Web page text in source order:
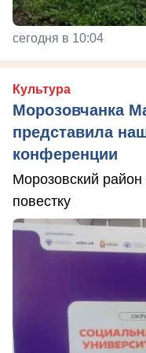
сегодня в 10:04
Культура
Морозовчанка
представила
конференции
Морозовский
повестку